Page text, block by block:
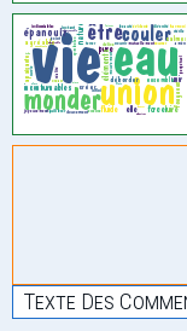
Texte Des